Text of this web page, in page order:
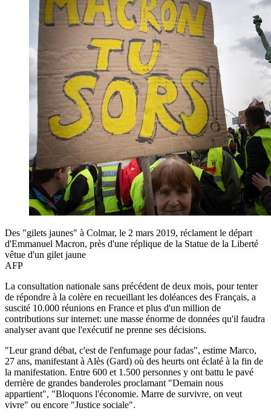
Des "gilets jaunes" à Colmar, le 2 mars 2019, réclament le départ
d'Emmanuel Macron, près d'une réplique de la Statue de la Liberté
vêtue d'un gilet jaune
AFP
La consultation nationale sans précédent de deux mois, pour tenter
de répondre à la colère en recueillant les doléances des Français, a
suscité 10.000 réunions en France et plus d'un million de
contributions sur internet: une masse énorme de données qu'il faudra
analyser avant que l'exécutif ne prenne ses décisions.
"Leur grand débat, c'est de l'enfumage pour fadas", estime Marco,
27 ans, manifestant à Alès (Gard) où des heurts ont éclaté à la fin de
la manifestation. Entre 600 et 1.500 personnes y ont battu le pavé
derrière de grandes banderoles proclamant "Demain nous
appartient", "Bloquons l'économie. Marre de survivre, on veut
vivre" ou encore "Justice sociale".